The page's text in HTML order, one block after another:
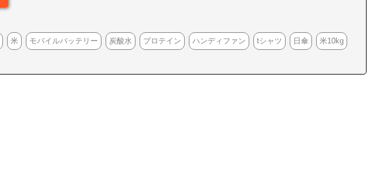
米 モバイルバッテリー 炭酸水 プロテイン ハンディファン tシャツ 日傘 米10kg